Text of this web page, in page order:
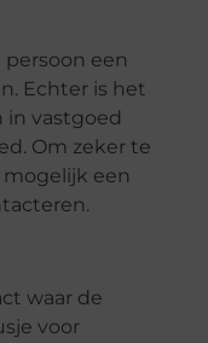
een
Echter is het
vastgoed
Om zeker te
een
waar de
voor